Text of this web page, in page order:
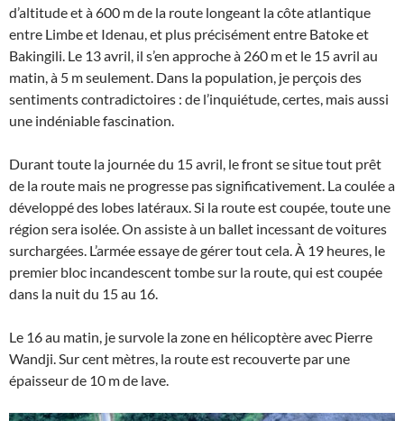
d’altitude et à 600 m de la route longeant la côte atlantique
entre Limbe et Idenau, et plus précisément entre Batoke et
Bakingili. Le 13 avril, il s’en approche à 260 m et le 15 avril au
matin, à 5 m seulement. Dans la population, je perçois des
sentiments contradictoires : de l’inquiétude, certes, mais aussi
une indéniable fascination.
Durant toute la journée du 15 avril, le front se situe tout prêt
de la route mais ne progresse pas significativement. La coulée a
développé des lobes latéraux. Si la route est coupée, toute une
région sera isolée. On assiste à un ballet incessant de voitures
surchargées. L’armée essaye de gérer tout cela. À 19 heures, le
premier bloc incandescent tombe sur la route, qui est coupée
dans la nuit du 15 au 16.
Le 16 au matin, je survole la zone en hélicoptère avec Pierre
Wandji. Sur cent mètres, la route est recouverte par une
épaisseur de 10 m de lave.